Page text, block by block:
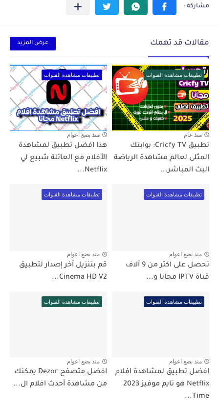
مقالات قد تهمك عرض المزيد
تطبيقات مشاهدة القنوات
منذ عام
تطبيق Cricfy TV: بوابتك
المثلى لعالم مشاهدة الرياضة
البث المباشر...
تطبيقات مشاهدة القنوات
منذ بضع اعوام
هذا افضل تطبيق لمشاهدة
الأفلام مع العائلة شبيع لي
Netflix...
تطبيقات مشاهدة القنوات
منذ بضع اعوام
تحصل على اكثر من 9 آلاف
قناة IPTV مجانا و...
تطبيقات مشاهدة القنوات
منذ بضع اعوام
قم بتنزيل آخر إصدار لتطبيق
Cinema HD V2...
تطبيقات مشاهدة القنوات
منذ بضع اعوام
افضل تطبيق لمشاهدة افلام
Netflix هو تايم موفيز 2023
Time...
تطبيقات مشاهدة القنوات
منذ بضع اعوام
افضل متصفح Dezor يمكنك
من مشاهدة أحدث افلام ال...